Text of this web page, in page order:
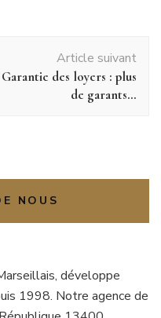
Article suivant
Garantie des loyers : plus
de garants…
NOUS
développe
1998. Notre agence de